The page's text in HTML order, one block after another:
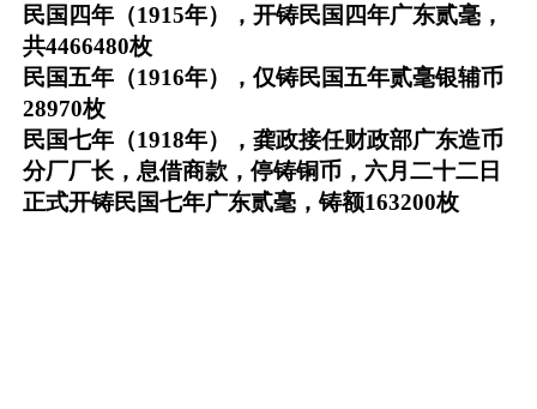
民国四年（1915年），开铸民国四年广东贰毫，
共4466480枚
民国五年（1916年），仅铸民国五年贰毫银辅币
28970枚
民国七年（1918年），龚政接任财政部广东造币
分厂厂长，息借商款，停铸铜币，六月二十二日
正式开铸民国七年广东贰毫，铸额163200枚